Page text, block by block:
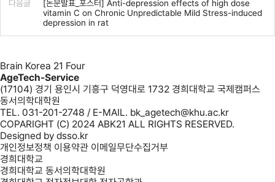
다음글
[논문발표_포스터] Anti-depression effects of high dose
vitamin C on Chronic Unpredictable Mild Stress-induced
depression in rat
Brain Korea 21 Four
AgeTech-Service
(17104) 경기 용인시 기흥구 덕영대로 1732 경희대학교 국제캠퍼스
동서의학대학원
TEL. 031-201-2748 / E-MAIL. bk_agetech@khu.ac.kr
COPARIGHT (C) 2024 ABK21 ALL RIGHTS RESERVED.
Designed by dsso.kr
개인정보정책 이용약관 이메일무단수집거부
경희대학교
경희대학교 동서의학대학원